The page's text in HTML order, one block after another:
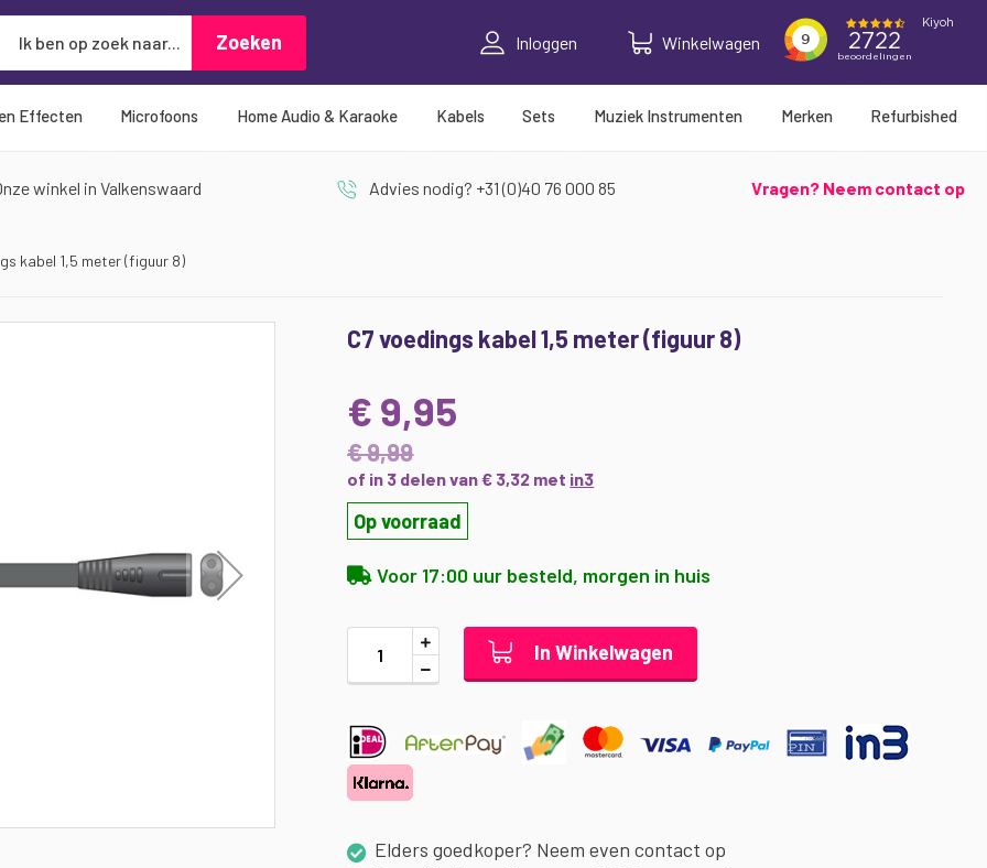
Zoeken Inloggen Winkelwagen
Effecten Microfoons Home Audio & Karaoke Kabels Sets Muziek Instrumenten Merken Refurbished
winkel in Valkenswaard Advies nodig? +31 (0)40 76 000 85 Vragen? Neem contact op
kabel 1,5 meter (figuur 8)
C7 voedings kabel 1,5 meter (figuur 8)
€ 9,95
€ 9,99
of in 3 delen van € 3,32 met in3
Op voorraad
Voor 17:00 uur besteld, morgen in huis
In Winkelwagen
Elders goedkoper? Neem even contact op